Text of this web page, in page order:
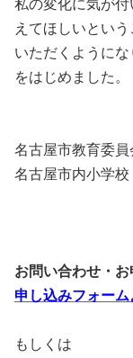
私の変化に気が
えてほしいとい
いただくように
をはじめました。
名古屋市教育委
名古屋市内小学
お問い合わせ・
申し込みフォーム
もしくは